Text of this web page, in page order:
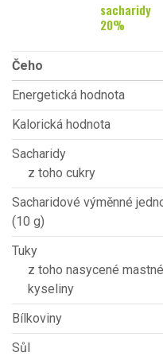
sacharidy
20%
Čeho
Energetická hodnota
Kalorická hodnota
Sacharidy
z toho cukry
Sacharidové výměnné
(10 g)
Tuky
z toho nasycené mastné
kyseliny
Bílkoviny
Sůl